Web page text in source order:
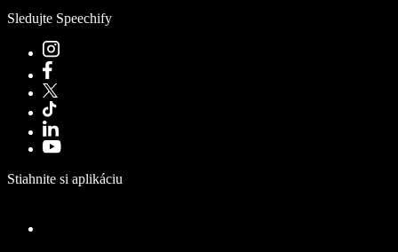
Sledujte Speechify
Stiahnite si aplikáciu